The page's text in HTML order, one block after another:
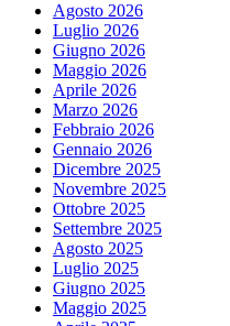
Agosto 2026
Luglio 2026
Giugno 2026
Maggio 2026
Aprile 2026
Marzo 2026
Febbraio 2026
Gennaio 2026
Dicembre 2025
Novembre 2025
Ottobre 2025
Settembre 2025
Agosto 2025
Luglio 2025
Giugno 2025
Maggio 2025